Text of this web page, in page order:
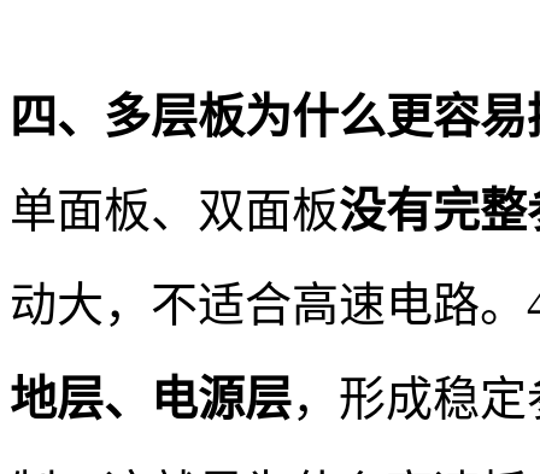
四、多层板为什么更容
单面板、双面板没有完
动大，不适合高速电路
地层、电源层，形成稳